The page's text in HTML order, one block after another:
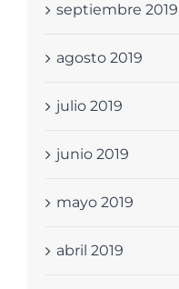
septiembre 2019
agosto 2019
julio 2019
junio 2019
mayo 2019
abril 2019